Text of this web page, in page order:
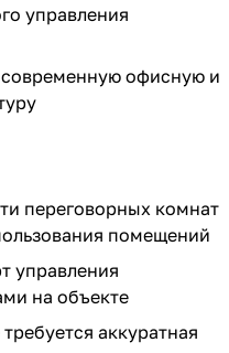
управления
офисную и
переговорных комнат
помещений
управления
на объекте
аккуратная